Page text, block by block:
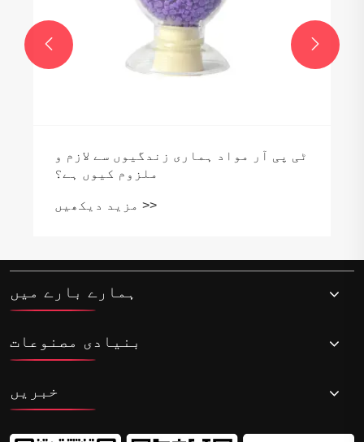
ٹی پی آر مواد ہماری زندگیوں سے لازم و
ملزوم کیوں ہے؟
مزید دیکھیں >>
 
ہمارے بارے میں
بنیادی مصنوعات
خبریں